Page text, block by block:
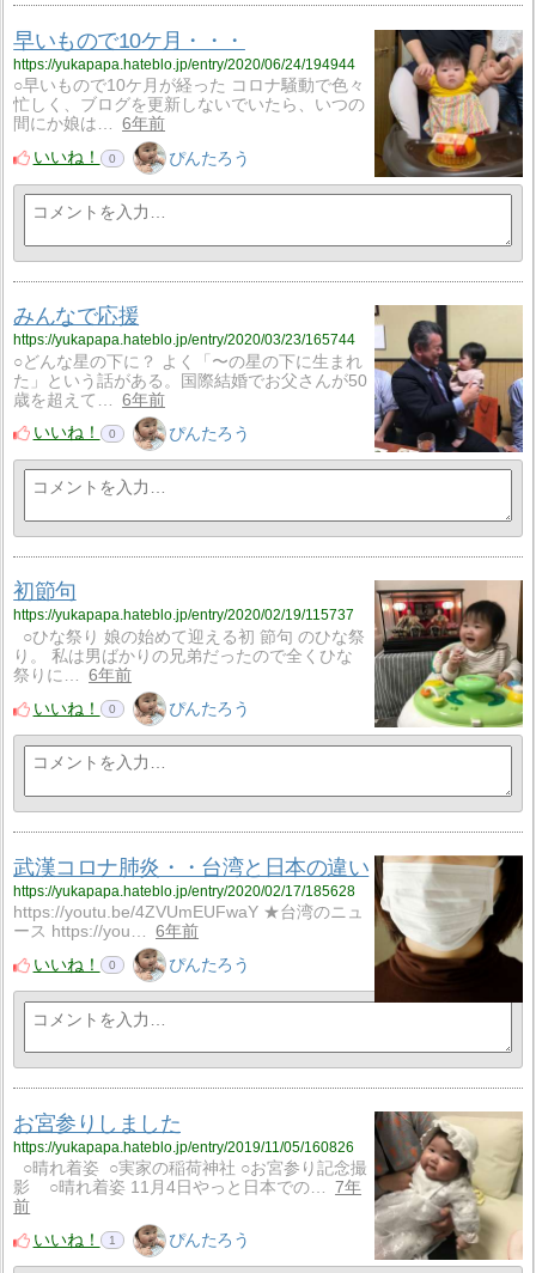
早いもので10ケ月・・・
https://yukapapa.hateblo.jp/entry/2020/06/24/194944
○早いもので10ケ月が経った コロナ騒動で色々
忙しく、ブログを更新しないでいたら、いつの
間にか娘は…
6年前
いいね！
0 ぴんたろう
みんなで応援
https://yukapapa.hateblo.jp/entry/2020/03/23/165744
○どんな星の下に？ よく「〜の星の下に生まれ
た」という話がある。国際結婚でお父さんが50
歳を超えて…
6年前
いいね！
0 ぴんたろう
初節句
https://yukapapa.hateblo.jp/entry/2020/02/19/115737
○ひな祭り 娘の始めて迎える初 節句 のひな祭
り。 私は男ばかりの兄弟だったので全くひな
祭りに…
6年前
いいね！
0 ぴんたろう
武漢コロナ肺炎・・台湾と日本の違い
https://yukapapa.hateblo.jp/entry/2020/02/17/185628
https://youtu.be/4ZVUmEUFwaY ★台湾のニュ
ース https://you…
6年前
いいね！
0 ぴんたろう
お宮参りしました
https://yukapapa.hateblo.jp/entry/2019/11/05/160826
○晴れ着姿 ○実家の稲荷神社 ○お宮参り記念撮
影 ○晴れ着姿 11月4日やっと日本での…
7年
前
いいね！
1 ぴんたろう